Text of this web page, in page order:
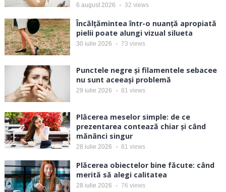
6 august 2026 32 views
Încălțămintea într-o nuanță apropiată
pielii poate alungi vizual silueta
30 iulie 2026 73 views
Punctele negre și filamentele sebacee
nu sunt aceeași problemă
29 iulie 2026 81 views
Plăcerea meselor simple: de ce
prezentarea contează chiar și când
mănânci singur
28 iulie 2026 81 views
Plăcerea obiectelor bine făcute: când
merită să alegi calitatea
28 iulie 2026 76 views